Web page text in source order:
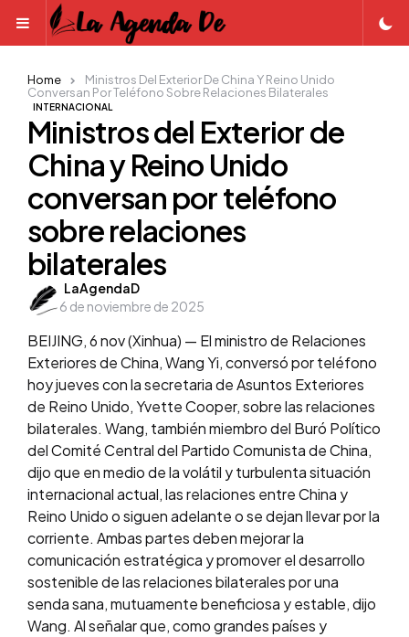
Menu
INTERNACIONAL
Ministros del Exterior de
China y Reino Unido
conversan por teléfono
sobre relaciones
bilaterales
Posted
by
LaAgendaD
6 de noviembre de 2025
Home
Ministros Del Exterior De China Y Reino Unido
Conversan Por Teléfono Sobre Relaciones Bilaterales
BEIJING, 6 nov (Xinhua) — El ministro de Relaciones
Exteriores de China, Wang Yi, conversó por teléfono
hoy jueves con la secretaria de Asuntos Exteriores
de Reino Unido, Yvette Cooper, sobre las relaciones
bilaterales. Wang, también miembro del Buró Político
del Comité Central del Partido Comunista de China,
dijo que en medio de la volátil y turbulenta situación
internacional actual, las relaciones entre China y
Reino Unido o siguen adelante o se dejan llevar por la
corriente. Ambas partes deben mejorar la
comunicación estratégica y promover el desarrollo
sostenible de las relaciones bilaterales por una
senda sana, mutuamente beneficiosa y estable, dijo
Wang. Al señalar que, como grandes países y